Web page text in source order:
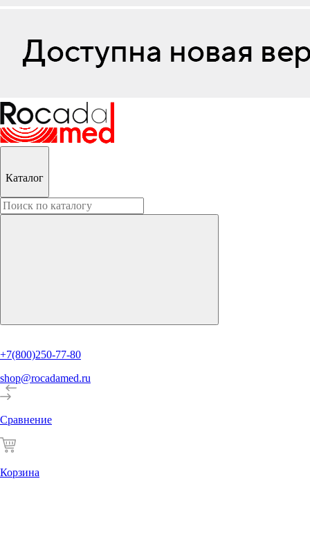
Каталог
+7(800)250-77-80
shop@rocadamed.ru
Сравнение
Корзина